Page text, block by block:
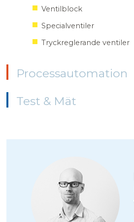
Ventilblock
Specialventiler
Tryckreglerande ventiler
Processautomation
Test & Mät